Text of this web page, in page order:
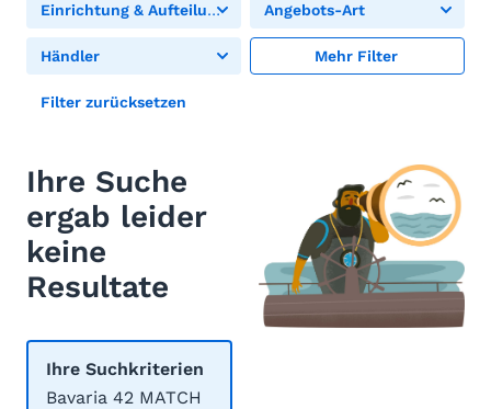
Einrichtung & Aufteilung Angebots-Art
Händler Mehr Filter
Filter zurücksetzen
Ihre Suche
ergab leider
keine
Resultate
Ihre Suchkriterien
Bavaria 42 MATCH